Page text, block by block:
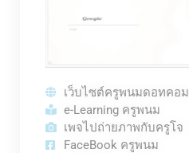
เว็บไซต์ครูพนมดอทคอม
e-Learning ครูพนม
เพจไปถ่ายภาพกับครูโจ
FaceBook ครูพนม